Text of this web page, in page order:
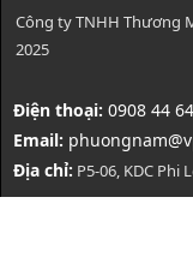
Công ty TNHH Thương
2025
Điện thoại: 0908 44
Email:
Địa chỉ: P5-06, KDC Phi